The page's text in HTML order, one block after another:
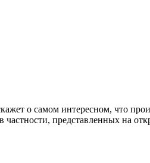
о самом интересном, что
представленных на